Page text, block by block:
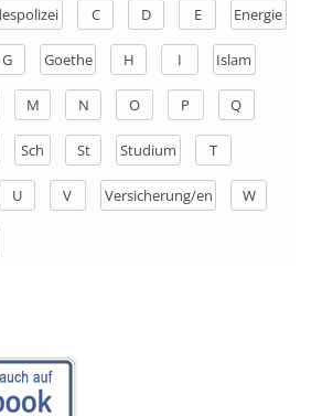
C D E Energie
G Goethe H I Islam
M N O P Q
Sch St Studium T
U V Versicherung/en W